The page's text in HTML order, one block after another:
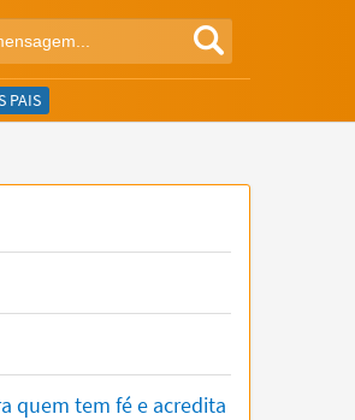
PAIS
quem tem fé e acredita